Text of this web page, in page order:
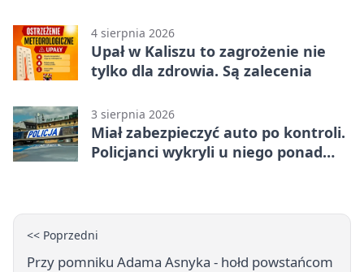
4 sierpnia 2026
Upał w Kaliszu to zagrożenie nie
tylko dla zdrowia. Są zalecenia
3 sierpnia 2026
Miał zabezpieczyć auto po kontroli.
Policjanci wykryli u niego ponad
<< Poprzedni
Przy pomniku Adama Asnyka - hołd powstańcom